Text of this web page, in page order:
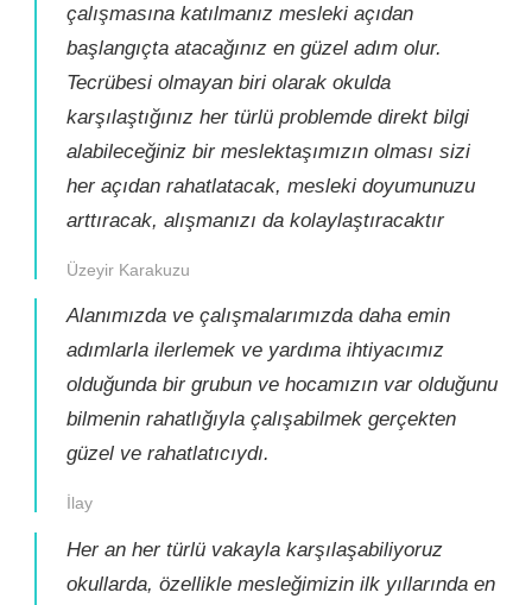
çalışmasına katılmanız mesleki açıdan
başlangıçta atacağınız en güzel adım olur.
Tecrübesi olmayan biri olarak okulda
karşılaştığınız her türlü problemde direkt bilgi
alabileceğiniz bir meslektaşımızın olması sizi
her açıdan rahatlatacak, mesleki doyumunuzu
arttıracak, alışmanızı da kolaylaştıracaktır
Üzeyir Karakuzu
Alanımızda ve çalışmalarımızda daha emin
adımlarla ilerlemek ve yardıma ihtiyacımız
olduğunda bir grubun ve hocamızın var olduğunu
bilmenin rahatlığıyla çalışabilmek gerçekten
güzel ve rahatlatıcıydı.
İlay
Her an her türlü vakayla karşılaşabiliyoruz
okullarda, özellikle mesleğimizin ilk yıllarında en